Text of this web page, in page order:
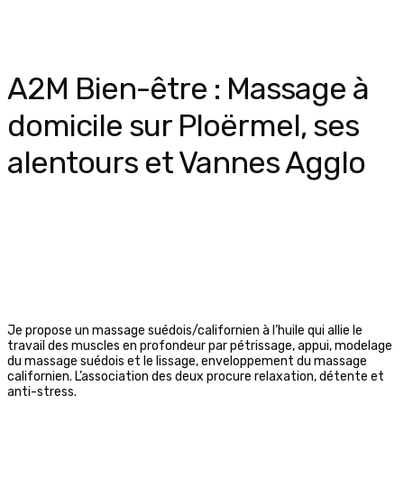
A2M Bien-être : Massage à
domicile sur Ploërmel, ses
alentours et Vannes Agglo
Je propose un massage suédois/californien à l’huile qui allie le
travail des muscles en profondeur par pétrissage, appui, modelage
du massage suédois et le lissage, enveloppement du massage
californien. L’association des deux procure relaxation, détente et
anti-stress.